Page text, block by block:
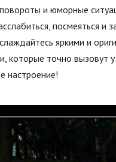
и юморные
посмеяться и
яркими и
которые точно вызовут у
настроение!